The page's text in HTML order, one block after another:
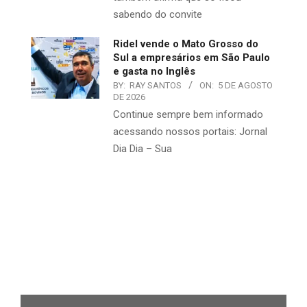
sabendo do convite
Ridel vende o Mato Grosso do
Sul a empresários em São Paulo
e gasta no Inglês
BY: RAY SANTOS ON: 5 DE AGOSTO
DE 2026
Continue sempre bem informado
acessando nossos portais: Jornal
Dia Dia – Sua